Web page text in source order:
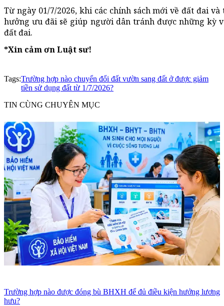
Từ ngày 01/7/2026, khi các chính sách mới về đất đai
hưởng ưu đãi sẽ giúp người dân tránh được những kỳ
đất đai.
*Xin cảm ơn Luật sư!
Tags:Trường hợp nào chuyển đổi đất vườn sang đất ở được giảm
tiền sử dụng đất từ 1/7/2026?
TIN CÙNG CHUYÊN MỤC
Trường hợp nào được đóng bù BHXH để đủ điều kiện hưởng lương
hưu?